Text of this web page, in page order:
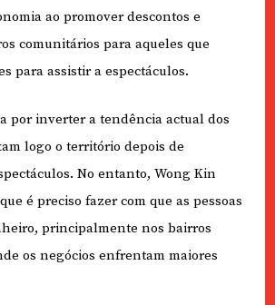
ao promover descontos e
comunitários para aqueles que
para assistir a espectáculos.
por inverter a tendência actual dos
logo o território depois de
No entanto, Wong Kin
é preciso fazer com que as pessoas
principalmente nos bairros
os negócios enfrentam maiores